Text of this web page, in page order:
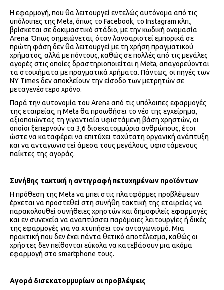
Η εφαρμογή, που θα λειτουργεί εντελώς αυτόνομα από τις
υπόλοιπες της Meta, όπως το Facebook, το Instagram κλπ.,
βρίσκεται σε δοκιμαστικό στάδιο, με την κωδική ονομασία
Arena. Όπως σημειώνεται, όταν λανσαριστεί εμπορικά σε
πρώτη φάση δεν θα λειτουργεί με τη χρήση πραγματικού
χρήματος, αλλά με πόντους, καθώς σε πολλές από τις μεγάλες
αγορές στις οποίες δραστηριοποιείται η Meta, απαγορεύονται
τα στοιχήματα με πραγματικά χρήματα. Πάντως, οι πηγές των
NY Times δεν αποκλείουν την είσοδο των μετρητών σε
μεταγενέστερο χρόνο.
Παρά την αυτονομία του Arena από τις υπόλοιπες εφαρμογές
της εταιρείας, η Meta θα προωθήσει το νέο της εγχείρημα,
αξιοποιώντας τη γιγαντιαία υφιστάμενη βάση χρηστών, οι
οποίοι ξεπερνούν τα 3,6 δισεκατομμύρια ανθρώπους, έτσι
ώστε να καταφέρει να επιτύχει ταχύτατη οργανική ανάπτυξη
και να ανταγωνιστεί άμεσα τους μεγάλους, υφιστάμενους
παίκτες της αγοράς.
Συνήθης τακτική η αντιγραφή πετυχημένων προϊόντων
Η πρόθεση της Meta να μπει στις πλατφόρμες προβλέψεων
έρχεται να προστεθεί στη συνήθη τακτική της εταιρείας να
παρακολουθεί συνήθειες χρηστών και δημοφιλείς εφαρμογές
και εν συνεχεία να αναπτύσσει παρόμοιες λειτουργίες ή δικές
της εφαρμογές για να χτυπήσει τον ανταγωνισμό. Μια
πρακτική που δεν έχει πάντα θετικό αποτέλεσμα, καθώς οι
χρήστες δεν πείθονται εύκολα να κατεβάσουν μια ακόμα
εφαρμογή στο smartphone τους.
Αγορά δισεκατομμυρίων οι προβλέψεις